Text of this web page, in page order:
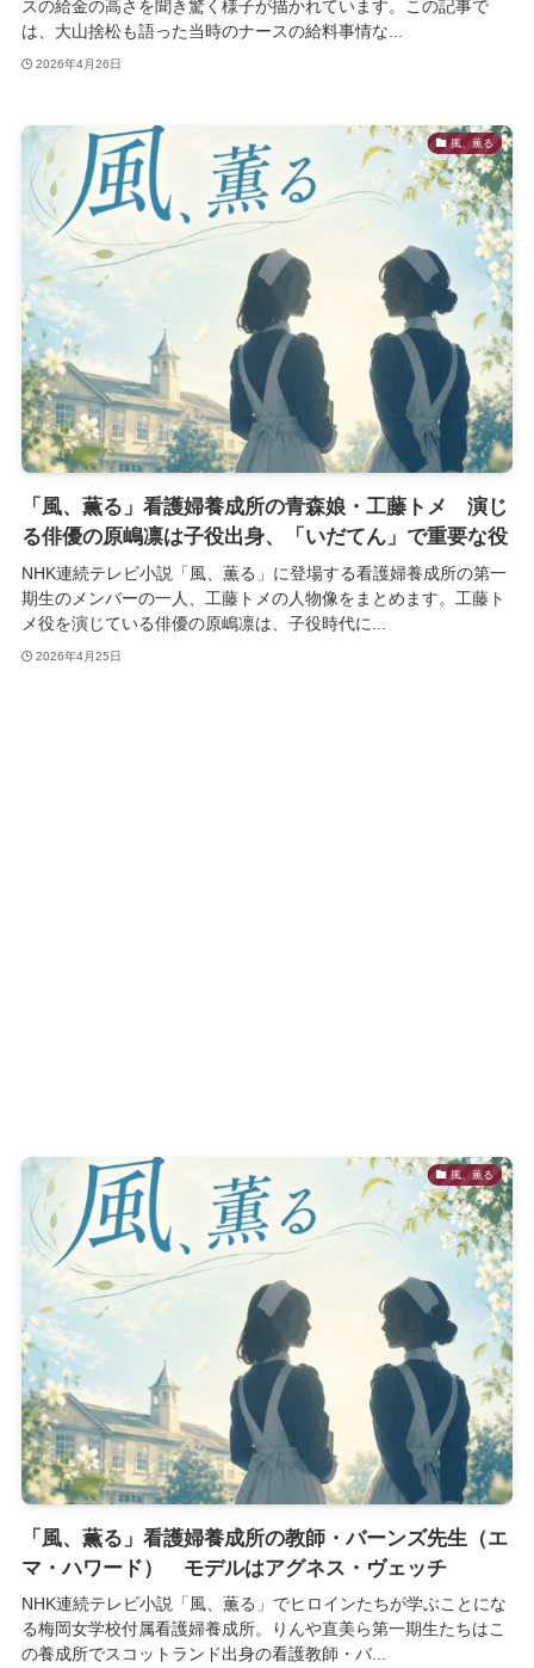
スの給金の高さを聞き驚く様子が描かれています。この記事で
は、大山捨松も語った当時のナースの給料事情な...
2026年4月26日
風、薫る
「風、薫る」看護婦養成所の青森娘・工藤トメ 演じ
る俳優の原嶋凛は子役出身、「いだてん」で重要な役
NHK連続テレビ小説「風、薫る」に登場する看護婦養成所の第一
期生のメンバーの一人、工藤トメの人物像をまとめます。工藤ト
メ役を演じている俳優の原嶋凛は、子役時代に...
2026年4月25日
風、薫る
「風、薫る」看護婦養成所の教師・バーンズ先生（エ
マ・ハワード） モデルはアグネス・ヴェッチ
NHK連続テレビ小説「風、薫る」でヒロインたちが学ぶことにな
る梅岡女学校付属看護婦養成所。りんや直美ら第一期生たちはこ
の養成所でスコットランド出身の看護教師・バ...